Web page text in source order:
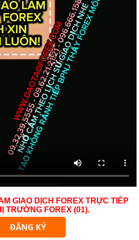
GIAO DỊCH FOREX TRỰC TIẾP
TRƯỜNG FOREX (01).
ĐĂNG KÝ